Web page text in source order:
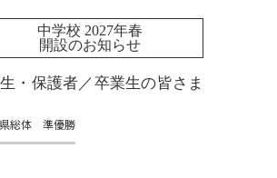
中学校 2027年春
開設のお知らせ
・保護者／卒業生の皆さま
総体 準優勝